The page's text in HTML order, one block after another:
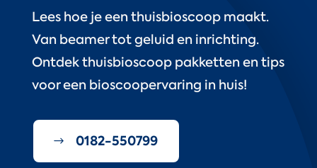
Lees hoe je een thuisbioscoop maakt.
Van beamer tot geluid en inrichting.
Ontdek thuisbioscoop pakketten en tips
voor een bioscoopervaring in huis!
0182-550799